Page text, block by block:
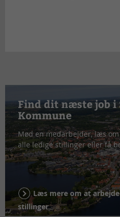
Find dit næste job i
Kommune
Mød en medarbejder, læs
alle ledige stillinger eller få
Læs mere om at
stillinger